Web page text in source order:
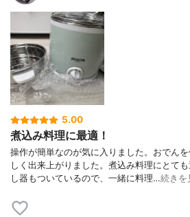
5.00
煮込み料理に最適！
操作が簡単なのが気に入りました。おでん
しく出来上がりました。煮込み料理にとて
し器もついているので、一緒に料理…続きを